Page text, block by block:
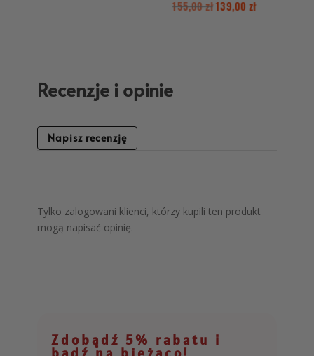
155,00zł139,00 zł
Recenzje i opinie
Napisz recenzję
Tylko zalogowani klienci, którzy kupili ten produkt
mogą napisać opinię.
Zdobądź 5% rabatu i